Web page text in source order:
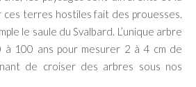
ces terres hostiles fait des prouesses.
le saule du Svalbard. L’unique arbre
à 100 ans pour mesurer 2 à 4 cm de
de croiser des arbres sous nos